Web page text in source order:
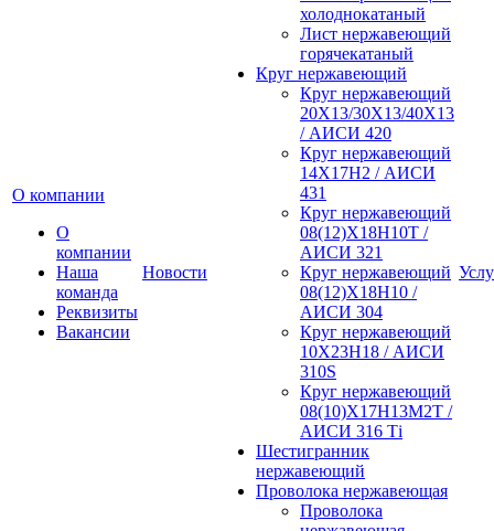
О компании
О
компании
Наша
команда
Реквизиты
Вакансии
Новости
холоднокатаный
Лист нержавеющий
горячекатаный
Круг нержавеющий
Круг нержавеющий
20Х13/30Х13/40Х13
/ АИСИ 420
Круг нержавеющий
14Х17Н2 / АИСИ
431
Круг нержавеющий
08(12)Х18Н10Т /
АИСИ 321
Круг нержавеющий
08(12)Х18Н10 /
АИСИ 304
Круг нержавеющий
10Х23Н18 / АИСИ
310S
Круг нержавеющий
08(10)Х17Н13М2Т /
АИСИ 316 Тi
Шестигранник
нержавеющий
Проволока нержавеющая
Проволока